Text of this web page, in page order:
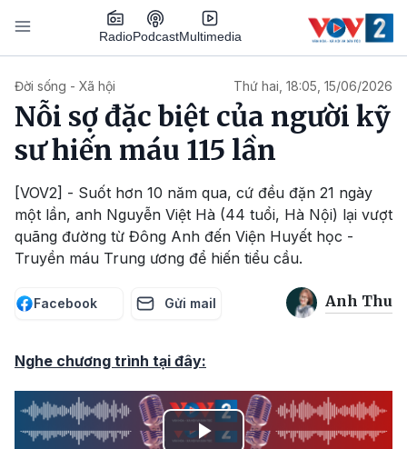
Nhảy đến nội dung
RadioPodcastMultimedia
Đời sống - Xã hội Thứ hai, 18:05, 15/06/2026
Nỗi sợ đặc biệt của người kỹ
sư hiến máu 115 lần
[VOV2] - Suốt hơn 10 năm qua, cứ đều đặn 21 ngày
một lần, anh Nguyễn Việt Hà (44 tuổi, Hà Nội) lại vượt
quãng đường từ Đông Anh đến Viện Huyết học -
Truyền máu Trung ương để hiến tiểu cầu.
Facebook Gửi mail Anh Thu
Nghe chương trình tại đây: